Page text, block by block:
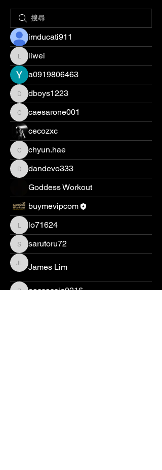
imducati911
liweiliwei
a0919806463
dboys1223
dboys1223
caesarone001
caesarone001
cecozxc
chyun.hae
chyun.hae
dandevo333
dandevo333
Goddess Workout
buymevipcom
lo71624lo71624
sarutoru72
sarutoru72
James Lim
James Lim
passassin0216